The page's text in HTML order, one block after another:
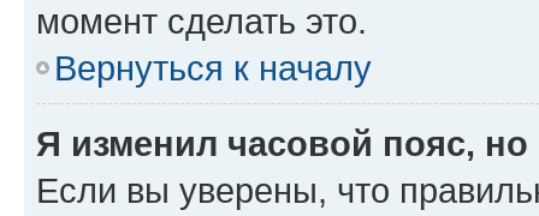
момент сделать это.
Вернуться к началу
Я изменил часовой пояс,
Если вы уверены, что